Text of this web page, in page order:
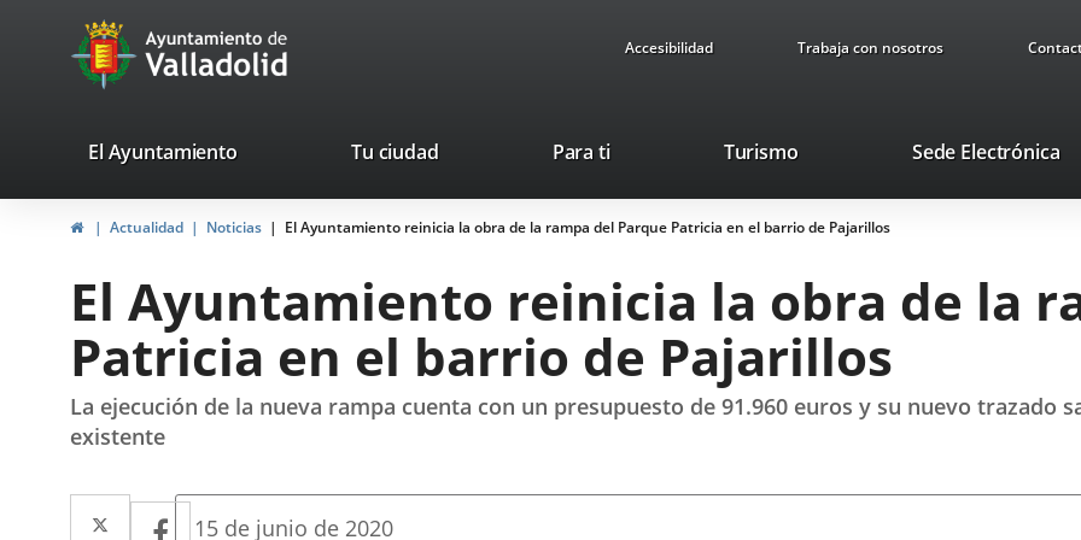
Portal
Web
Ayuntamiento
de
Accesibilidad Trabaja con nosotros
valladolid.es
El Ayuntamiento Tu ciudad Para ti TurismoEste
se
abrirá
una
ventana
nueva.
Sede Electrónica
InicioActualidad Noticias El Ayuntamiento reinicia la obra de la rampa del Parque Patricia en el barrio de Pajarillos
El Ayuntamiento reinicia la obra de la
Patricia en el barrio de Pajarillos
La ejecución de la nueva rampa cuenta con un presupuesto de 91.960 euros y su nuevo trazado
existente
Twitter
EnlaceFacebook
Enlace
Fecha
15 de junio de 2020